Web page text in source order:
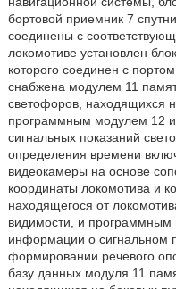
бортовой приемник 7
соединены с
локомотиве установлен
которого соединен с
снабжена модулем 11
светофоров, находящихся
программным модулем 12
сигнальных показаний
определения времени
видеокамеры на основе
координаты локомотива и
находящегося от
видимости, и
информации о сигнальном
формировании речевого
базу данных модуля 11